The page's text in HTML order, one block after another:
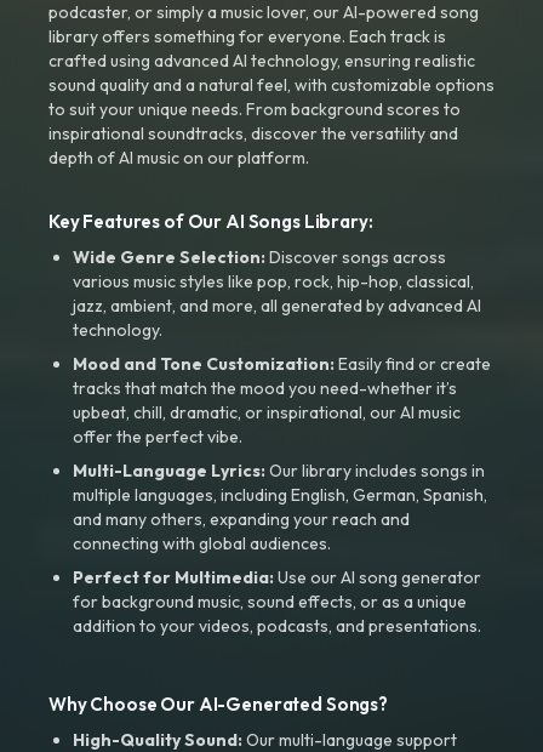
podcaster, or simply a music lover, our AI-powered song
library offers something for everyone. Each track is
crafted using advanced AI technology, ensuring realistic
sound quality and a natural feel, with customizable options
to suit your unique needs. From background scores to
inspirational soundtracks, discover the versatility and
depth of AI music on our platform.
Key Features of Our AI Songs Library:
Wide Genre Selection:Discover songs across
various music styles like pop, rock, hip-hop, classical,
jazz, ambient, and more, all generated by advanced AI
technology.
Mood and Tone Customization:Easily find or create
tracks that match the mood you need-whether it’s
upbeat, chill, dramatic, or inspirational, our AI music
offer the perfect vibe.
Multi-Language Lyrics:Our library includes songs in
multiple languages, including English, German, Spanish,
and many others, expanding your reach and
connecting with global audiences.
Perfect for Multimedia:Use our AI song generator
for background music, sound effects, or as a unique
addition to your videos, podcasts, and presentations.
Why Choose Our AI-Generated Songs?
High-Quality Sound:Our multi-language support